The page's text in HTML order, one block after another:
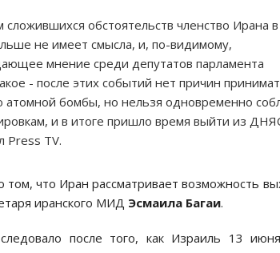
сложившихся обстоятельств членство Ирана в
не имеет смысла, и, по-видимому,
мнение среди депутатов парламента
- после этих событий нет причин
атомной бомбы, но нельзя одновременно
и в итоге пришло время выйти из
Press TV.
том, что Иран рассматривает возможность
иранского МИД Эсмаила Багаи.
после того, как Израиль 13